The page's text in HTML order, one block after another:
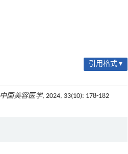
引用格式 ▾
中国美容医学, 2024, 33(10): 178-182